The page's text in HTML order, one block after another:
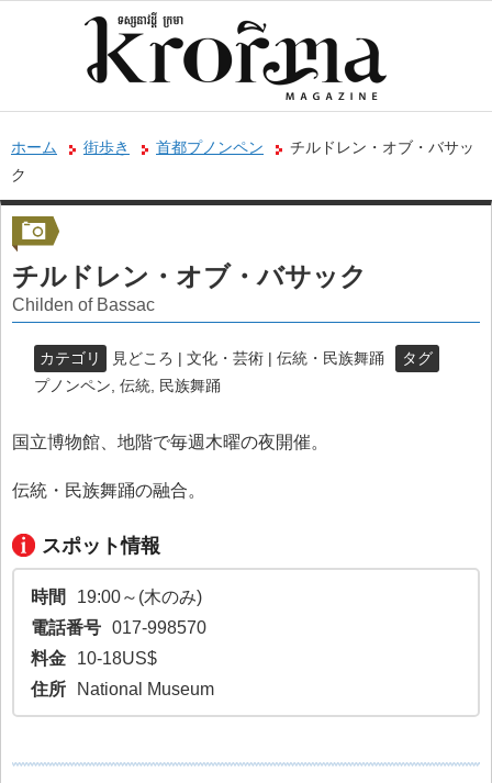
ホーム 街歩き 首都プノンペン
チルドレン・オブ・バサッ
ク
チルドレン・オブ・バサック
Childen of Bassac
カテゴリ 見どころ | 文化・芸術 | 伝統・民族舞踊
タグ
プノンペン 伝統 民族舞踊
国立博物館、地階で毎週木曜の夜開催。
伝統・民族舞踊の融合。
スポット情報
時間
19:00～(木のみ)
電話番号 017-998570
料金
10-18US$
住所
National Museum